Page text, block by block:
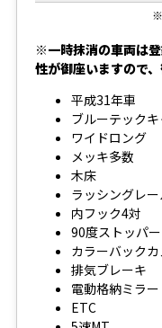
※
※一時抹消の車両は
性が御座いますので
平成31年車
ブルーテック
ワイドロング
メッキ多数
木床
ラッシングレ
内フック4対
90度ストッパー
カラーバック
排気ブレーキ
電動格納ミラー
ETC